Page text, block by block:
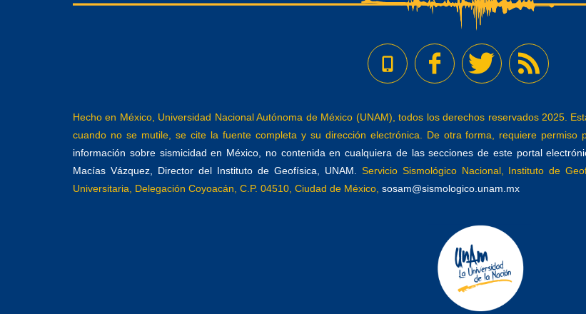
Hecho en México, Universidad Nacional Autónoma de México (UNAM), todos los derechos reservados 2025.
cuando no se mutile, se cite la fuente completa y su dirección electrónica. De otra forma, requiere
información sobre sismicidad en México, no contenida en cualquiera de las secciones de este portal
Macías Vázquez, Director del Instituto de Geofísica, UNAM.
Servicio Sismológico Nacional, Instituto de
Universitaria, Delegación Coyoacán, C.P. 04510, Ciudad de México, sosam@sismologico.unam.mx